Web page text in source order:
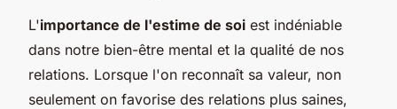
L'importance de l'estime de soi est indéniable
dans notre bien-être mental et la qualité de nos
relations. Lorsque l'on reconnaît sa valeur, non
seulement on favorise des relations plus saines,